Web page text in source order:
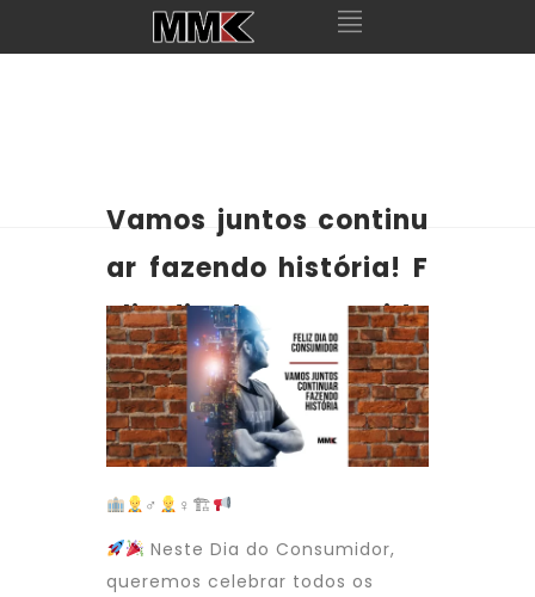
Vamos juntos continu
ar fazendo história! F
eliz dia do consumido
r!
♂
♀🏗
Neste Dia do Consumidor,
queremos celebrar todos os